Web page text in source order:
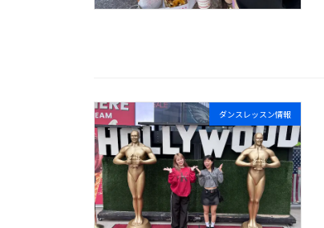
ダンスレッスン情報